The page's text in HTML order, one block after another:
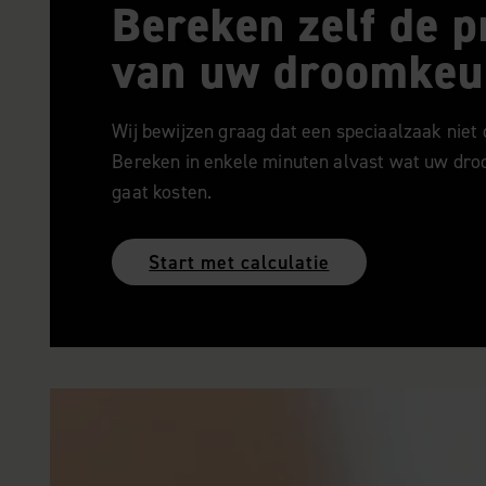
Bereken zelf de
van uw
Wij bewijzen graag dat een speciaalzaak
Bereken in enkele minuten alvast wat uw
gaat kosten.
Start met calculatie